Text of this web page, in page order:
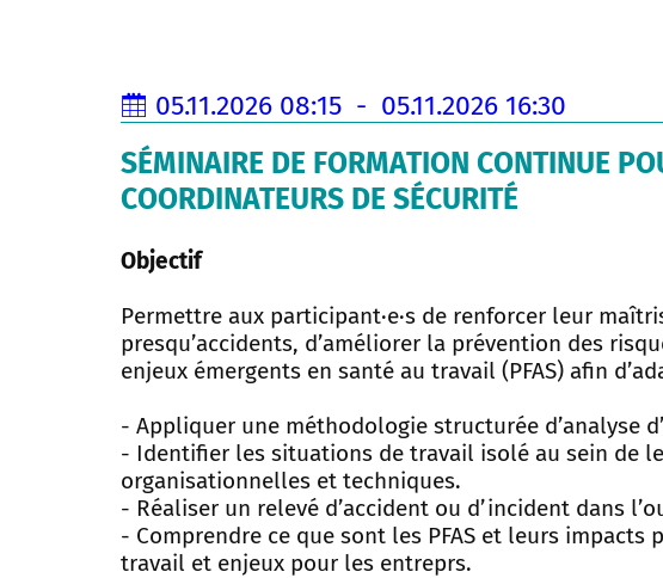
05.11.2026 08:15 - 05.11.2026 16:30
SÉMINAIRE DE FORMATION CONTINUE
COORDINATEURS DE SÉCURITÉ
Objectif
Permettre aux participant·e·s de renforcer leur
presqu’accidents, d’améliorer la prévention des
enjeux émergents en santé au travail (PFAS) afin
- Appliquer une méthodologie structurée d’analyse
- Identifier les situations de travail isolé au sein de
organisationnelles et techniques.
- Réaliser un relevé d’accident ou d’incident dans
- Comprendre ce que sont les PFAS et leurs
travail et enjeux pour les entreprs.